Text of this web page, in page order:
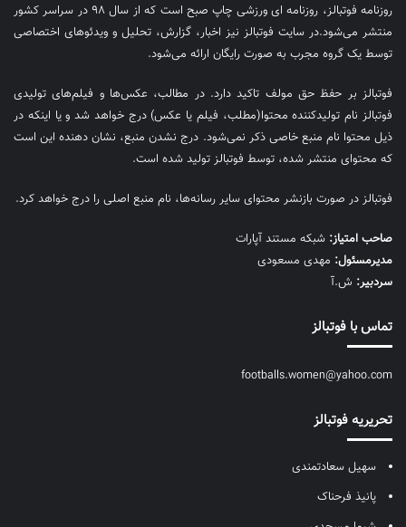
روزنامه فوتبالز، روزنامه ای ورزشی چاپ صبح است که از سال ۹۸ در سراسر کشور
منتشر می‌شود.در سایت فوتبالز نیز اخبار، گزارش، تحلیل و ویدئوهای اختصاصی
توسط یک گروه مجرب به صورت رایگان ارائه می‌شود.
فوتبالز بر حفظ حق مولف تاکید دارد. در مطالب، عکس‌ها و فیلم‌های تولیدی
فوتبالز نام تولیدکننده محتوا(مطلب، فیلم یا عکس) درج خواهد شد و یا اینکه در
ذیل محتوا نام منبع خاصی ذکر نمی‌‎شود. درج نشدن منبع، نشان دهنده این است
که محتوای منتشر شده، توسط فوتبالز تولید شده است.
فوتبالز در صورت بازنشر محتوای سایر رسانه‌ها، نام منبع اصلی را درج خواهد کرد.
صاحب امتیاز: شبکه مستند آپارات
مديرمسئول: مهدی مسعودی
سردبیر: ش.آ
تماس با فوتبالز
footballs.women@yahoo.com
تحریریه فوتبالز
سهیل سعادتمندی
پانیذ فرحناک